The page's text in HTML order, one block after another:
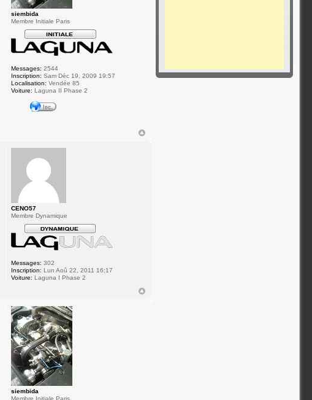
siembida
Membre Initiale Paris
Messages: 2544
Inscription: Sam Déc 19, 2009 19:57
Localisation: Vendée 85
Voiture: Laguna II Phase 2
CENO57
Membre Dynamique
Messages: 302
Inscription: Lun Aoû 22, 2011 16:17
Voiture: Laguna I Phase 2
siembida
Membre Initiale Paris